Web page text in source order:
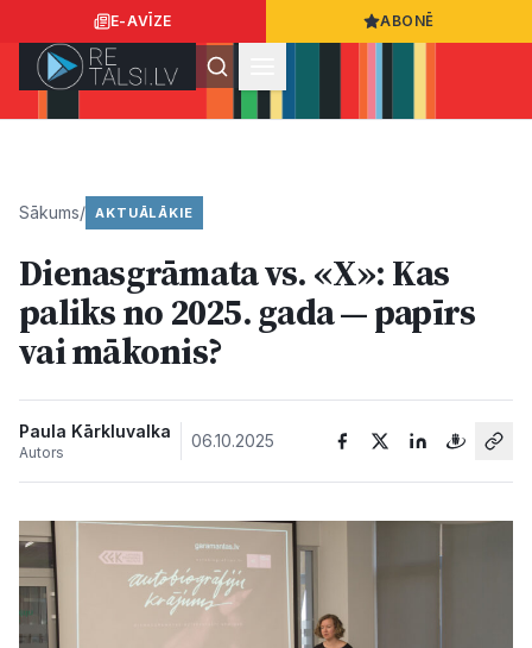
E-AVĪZE ABONĒ
Ziņas
Sabiedrība
Dzīvesstils
Kultūra
Sākums/ AKTUĀLĀKIE
Dienasgrāmata vs. «X»: Kas
paliks no 2025. gada — papīrs
vai mākonis?
Paula Kārkluvalka
Autors
06.10.2025